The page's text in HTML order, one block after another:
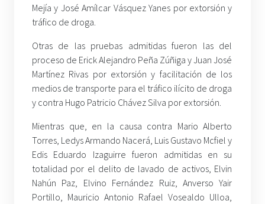
Mejía y José Amílcar Vásquez Yanes por extorsión y
tráfico de droga.
Otras de las pruebas admitidas fueron las del
proceso de Erick Alejandro Peña Zúñiga y Juan José
Martínez Rivas por extorsión y facilitación de los
medios de transporte para el tráfico ilícito de droga
y contra Hugo Patricio Chávez Silva por extorsión.
Mientras que, en la causa contra Mario Alberto
Torres, Ledys Armando Nacerá, Luis Gustavo Mcfiel y
Edis Eduardo Izaguirre fueron admitidas en su
totalidad por el delito de lavado de activos, Elvin
Nahún Paz, Elvino Fernández Ruiz, Anverso Yair
Portillo, Mauricio Antonio Rafael Vosealdo Ulloa,